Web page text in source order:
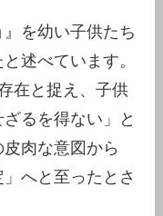
を幼い子供たち
述べています。
在と捉え、子供
るを得ない」と
肉な意図から
へと至ったとさ